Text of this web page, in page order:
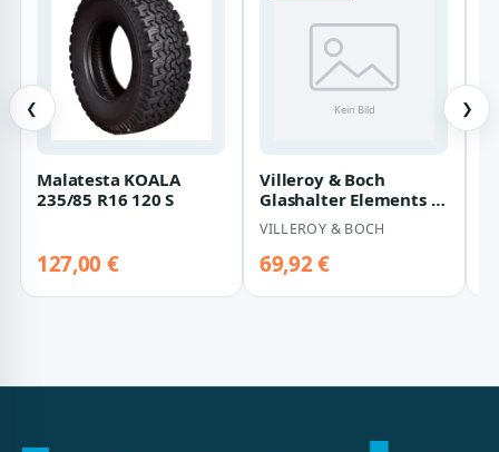
❮
Malatesta KOALA
235/85 R16 120 S
127,00 €
Villeroy & Boch
Glashalter Elements -
Striking
TVA15201900061
VILLEROY & BOCH
69,92 €
❯